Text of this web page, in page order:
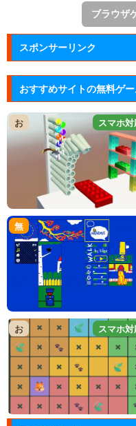
ブラウザ
スポンサーリンク
おすすめサイトの無料ゲ
お スマホ対
無
お スマホ対